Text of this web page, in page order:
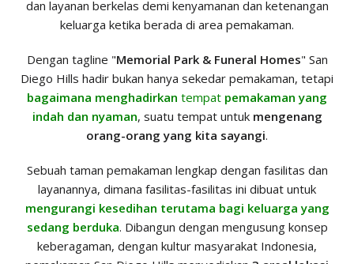
dan layanan berkelas demi kenyamanan dan ketenangan
keluarga ketika berada di area pemakaman.
Dengan tagline "Memorial Park & Funeral Homes" San
Diego Hills hadir bukan hanya sekedar pemakaman, tetapi
bagaimana menghadirkan tempat pemakaman yang
indah dan nyaman, suatu tempat untuk mengenang
orang-orang yang kita sayangi.
Sebuah taman pemakaman lengkap dengan fasilitas dan
layanannya, dimana fasilitas-fasilitas ini dibuat untuk
mengurangi kesedihan terutama bagi keluarga yang
sedang berduka. Dibangun dengan mengusung konsep
keberagaman, dengan kultur masyarakat Indonesia,